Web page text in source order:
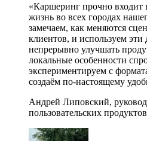
«Каршеринг прочно входит
жизнь во всех городах
замечаем, как меняются
клиентов, и используем
непрерывно улучшать
локальные особенности
экспериментируем с
создаём по-настоящему
Андрей Липовский,
пользовательских